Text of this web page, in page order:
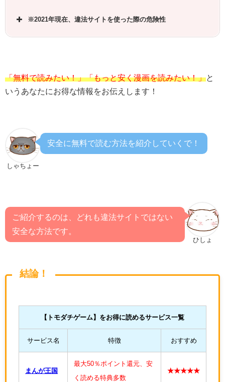
※2021年現在、違法サイトを使った際の危険性
「無料で読みたい！」「もっと安く漫画を読みたい！」と
いうあなたにお得な情報をお伝えします！
しゃちょー
安全に無料で読む方法を紹介していくで！
ひしょ
ご紹介するのは、どれも違法サイトではない
安全な方法です。
結論！
【トモダチゲーム 】をお得に読めるサービス一覧
サービス名 特徴 おすすめ
まんが王国
最大50％ポイント還元、安
く読める特典多数
★★★★★